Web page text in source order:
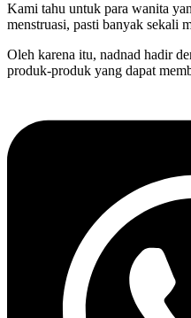
Kami tahu untuk para wanita
menstruasi, pasti banyak sekali
Oleh karena itu, nadnad hadir
produk-produk yang dapat